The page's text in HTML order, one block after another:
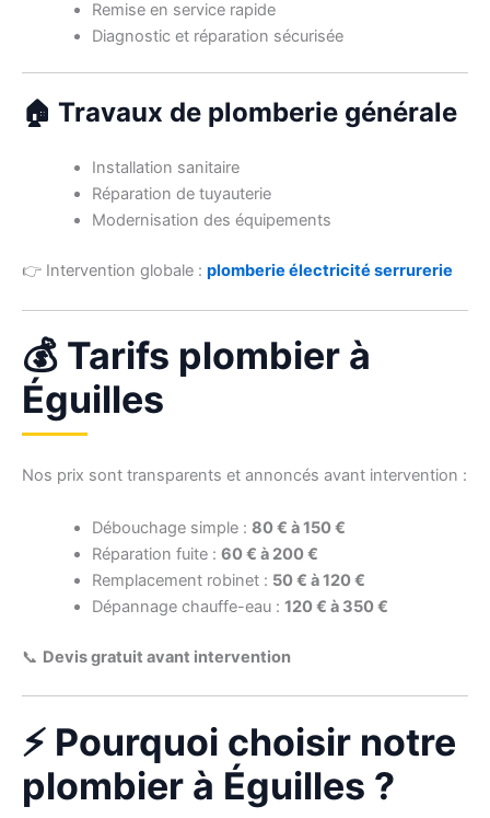
Remise en service rapide
Diagnostic et réparation sécurisée
🏠 Travaux de plomberie générale
Installation sanitaire
Réparation de tuyauterie
Modernisation des équipements
👉 Intervention globale : plomberie électricité serrurerie
💰 Tarifs plombier à
Éguilles
Nos prix sont transparents et annoncés avant intervention :
Débouchage simple : 80 € à 150 €
Réparation fuite : 60 € à 200 €
Remplacement robinet : 50 € à 120 €
Dépannage chauffe-eau : 120 € à 350 €
📞 Devis gratuit avant intervention
⚡ Pourquoi choisir notre
plombier à Éguilles ?